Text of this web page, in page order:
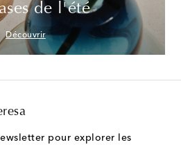
de l'été
Découvrir
pour explorer les